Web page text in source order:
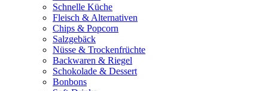
Schnelle Küche
Fleisch & Alternativen
Chips & Popcorn
Salzgebäck
Nüsse & Trockenfrüchte
Backwaren & Riegel
Schokolade & Dessert
Bonbons